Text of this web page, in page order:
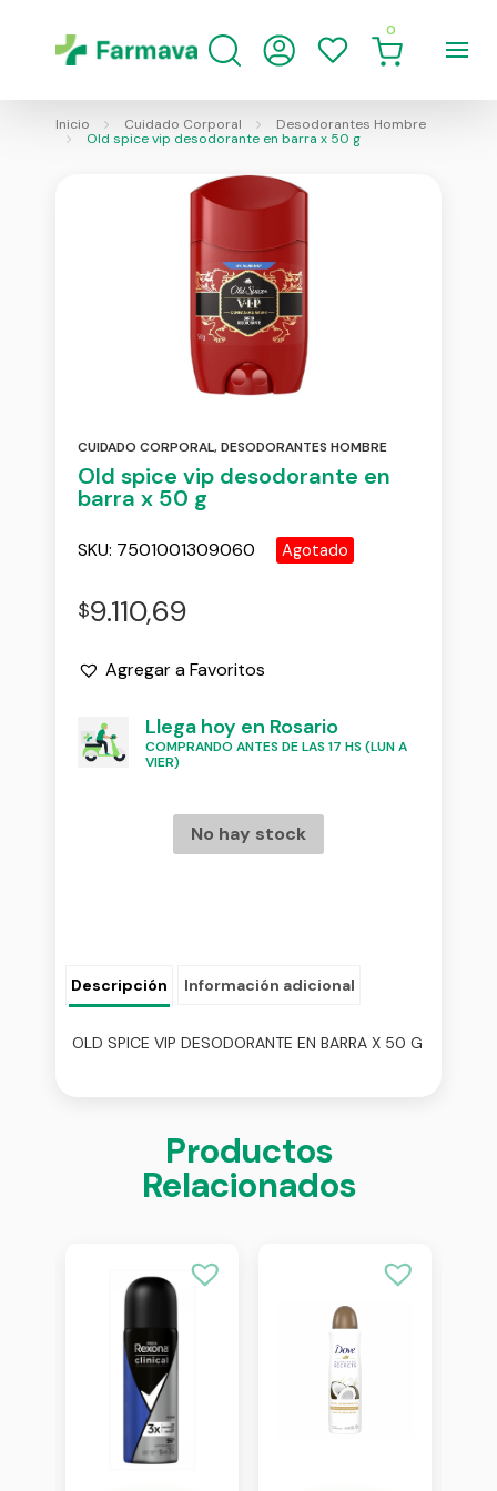
0
Inicio Cuidado Corporal
Desodorantes Hombre
Old spice vip desodorante en barra x 50 g
CUIDADO CORPORAL,DESODORANTES HOMBRE
Old spice vip desodorante en
barra x 50 g
SKU: 7501001309060 Agotado
$9.110,69
Agregar a Favoritos
Llega hoy en Rosario
COMPRANDO ANTES DE LAS 17 HS (LUN A
VIER)
No hay stock
Descripción Información adicional
OLD SPICE VIP DESODORANTE EN BARRA X 50 G
Productos
Relacionados